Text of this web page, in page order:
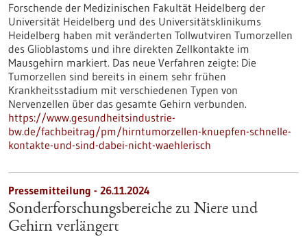
Forschende der Medizinischen Fakultät Heidelberg der
Universität Heidelberg und des Universitätsklinikums
Heidelberg haben mit veränderten Tollwutviren Tumorzellen
des Glioblastoms und ihre direkten Zellkontakte im
Mausgehirn markiert. Das neue Verfahren zeigte: Die
Tumorzellen sind bereits in einem sehr frühen
Krankheitsstadium mit verschiedenen Typen von
Nervenzellen über das gesamte Gehirn verbunden.
https://www.gesundheitsindustrie-
bw.de/fachbeitrag/pm/hirntumorzellen-knuepfen-schnelle-
kontakte-und-sind-dabei-nicht-waehlerisch
Pressemitteilung - 26.11.2024
Sonderforschungsbereiche zu Niere und
Gehirn verlängert